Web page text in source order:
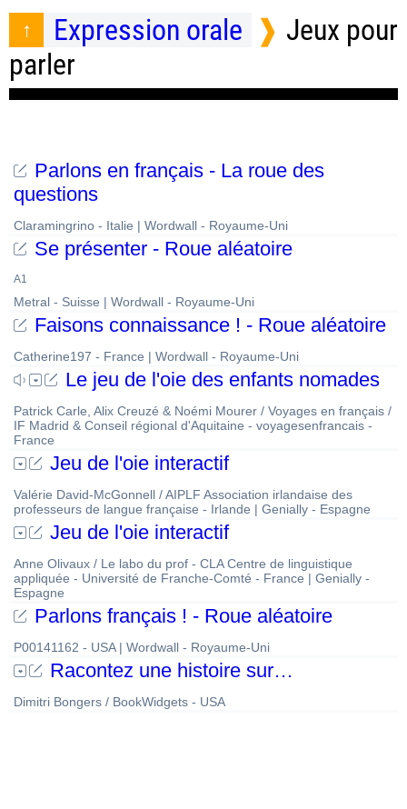
Expression orale
Jeux pour
parler
Parlons en français - La roue des
questions
Claramingrino - Italie | Wordwall - Royaume-Uni
Se présenter - Roue aléatoire
A1
Metral - Suisse | Wordwall - Royaume-Uni
Faisons connaissance ! - Roue aléatoire
Catherine197 - France | Wordwall - Royaume-Uni
Le jeu de l'oie des enfants nomades
Patrick Carle, Alix Creuzé & Noémi Mourer / Voyages en français /
IF Madrid & Conseil régional d'Aquitaine - voyagesenfrancais -
France
Jeu de l'oie interactif
Valérie David-McGonnell / AIPLF Association irlandaise des
professeurs de langue française - Irlande | Genially - Espagne
Jeu de l'oie interactif
Anne Olivaux / Le labo du prof - CLA Centre de linguistique
appliquée - Université de Franche-Comté - France | Genially -
Espagne
Parlons français ! - Roue aléatoire
P00141162 - USA | Wordwall - Royaume-Uni
Racontez une histoire sur…
Dimitri Bongers / BookWidgets - USA